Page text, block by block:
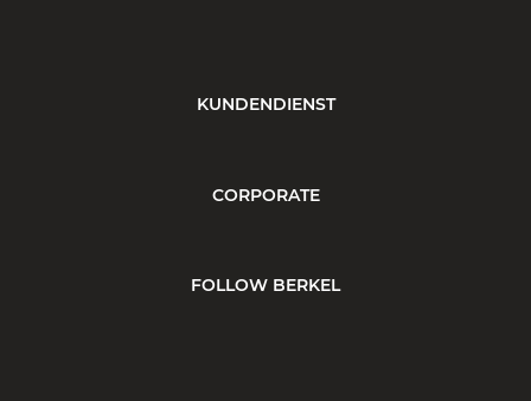
KUNDENDIENST
CORPORATE
FOLLOW BERKEL